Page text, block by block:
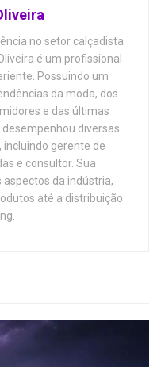
no setor calçadista
é um profissional
Possuindo um
da moda, dos
e das últimas
diversas
gerente de
e consultor. Sua
da indústria,
até a distribuição